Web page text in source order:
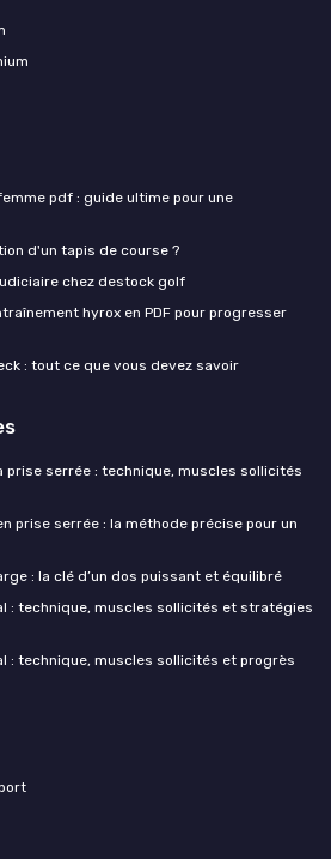
pdf : guide ultime pour une
d'un tapis de course ?
chez destock golf
hyrox en PDF pour progresser
: tout ce que vous devez savoir
serrée : technique, muscles sollicités
prise serrée : la méthode précise pour un
: la clé d’un dos puissant et équilibré
: technique, muscles sollicités et stratégies
: technique, muscles sollicités et progrès